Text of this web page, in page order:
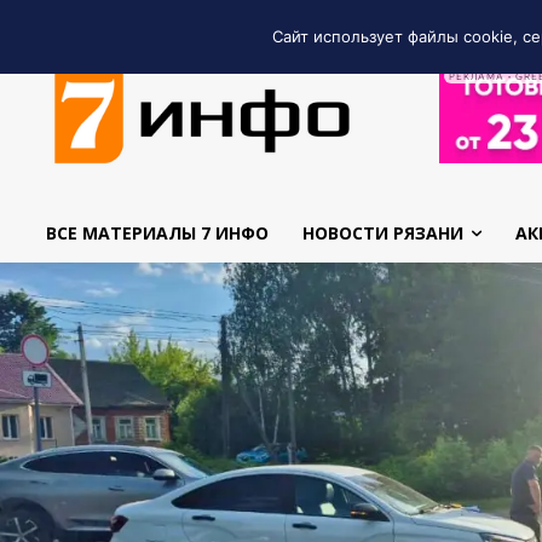
РЕКЛАМА •
ВСЕ МАТЕРИАЛЫ 7 ИНФО НОВОСТИ РЯЗАНИ
Сайт использует файлы cookie,